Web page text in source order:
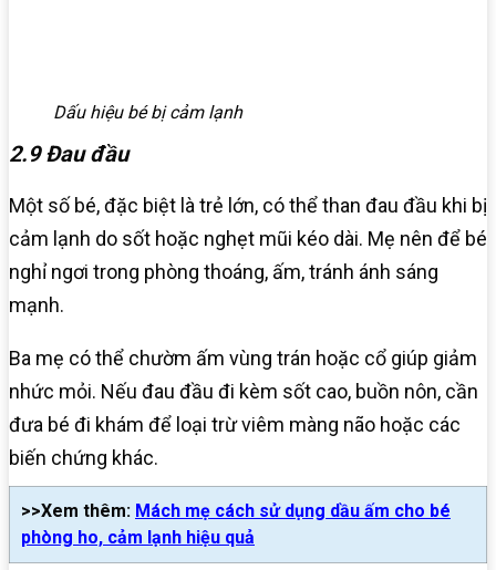
Dấu hiệu bé bị cảm lạnh
2.9 Đau đầu
Một số bé, đặc biệt là trẻ lớn, có thể than đau đầu khi bị
cảm lạnh do sốt hoặc nghẹt mũi kéo dài. Mẹ nên để bé
nghỉ ngơi trong phòng thoáng, ấm, tránh ánh sáng
mạnh.
Ba mẹ có thể chườm ấm vùng trán hoặc cổ giúp giảm
nhức mỏi. Nếu đau đầu đi kèm sốt cao, buồn nôn, cần
đưa bé đi khám để loại trừ viêm màng não hoặc các
biến chứng khác.
>>Xem thêm: Mách mẹ cách sử dụng dầu ấm cho bé
phòng ho, cảm lạnh hiệu quả